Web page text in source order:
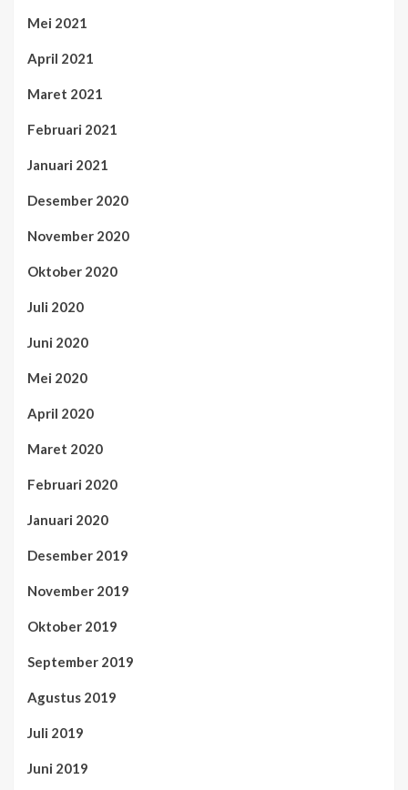
Mei 2021
April 2021
Maret 2021
Februari 2021
Januari 2021
Desember 2020
November 2020
Oktober 2020
Juli 2020
Juni 2020
Mei 2020
April 2020
Maret 2020
Februari 2020
Januari 2020
Desember 2019
November 2019
Oktober 2019
September 2019
Agustus 2019
Juli 2019
Juni 2019